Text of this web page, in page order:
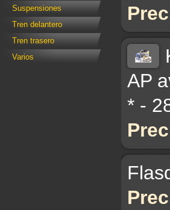
Suspensiones
Tren delantero
Tren trasero
Varios
AP
* -